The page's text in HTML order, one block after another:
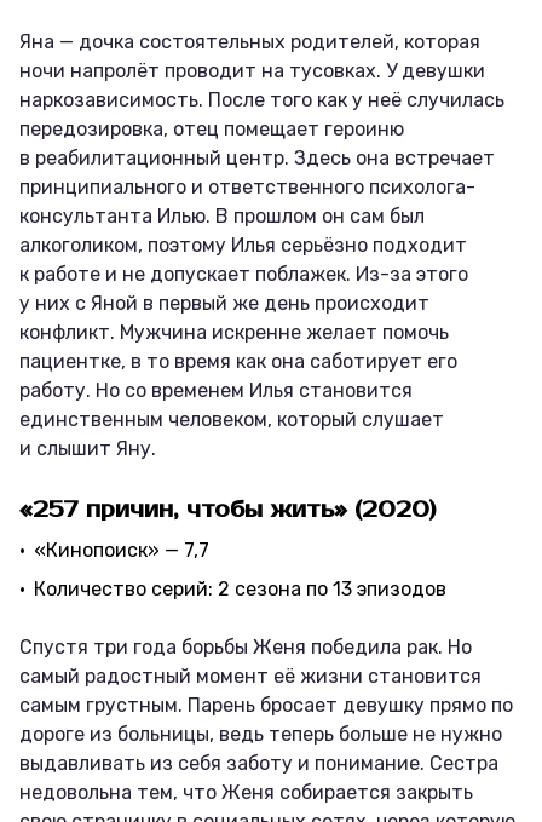
Яна — дочка состоятельных родителей, которая
ночи напролёт проводит на тусовках. У девушки
наркозависимость. После того как у неё случилась
передозировка, отец помещает героиню
в реабилитационный центр. Здесь она встречает
принципиального и ответственного психолога-
консультанта Илью. В прошлом он сам был
алкоголиком, поэтому Илья серьёзно подходит
к работе и не допускает поблажек. Из-за этого
у них с Яной в первый же день происходит
конфликт. Мужчина искренне желает помочь
пациентке, в то время как она саботирует его
работу. Но со временем Илья становится
единственным человеком, который слушает
и слышит Яну.
«257 причин, чтобы жить» (2020)
«Кинопоиск» — 7,7
Количество серий: 2 сезона по 13 эпизодов
Спустя три года борьбы Женя победила рак. Но
самый радостный момент её жизни становится
самым грустным. Парень бросает девушку прямо по
дороге из больницы, ведь теперь больше не нужно
выдавливать из себя заботу и понимание. Сестра
недовольна тем, что Женя собирается закрыть